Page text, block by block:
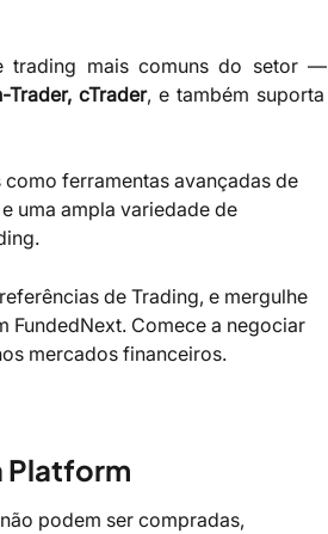
trading mais comuns do setor —
Trader, cTrader, e também suporta
ferramentas avançadas de
uma ampla variedade de
de Trading, e mergulhe
FundedNext. Comece a negociar
mercados financeiros.
Platform
podem ser compradas,